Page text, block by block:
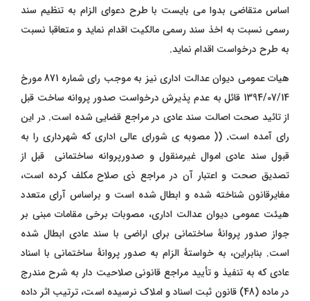
اساس متقاضی بدوا می بایست با طرح دعوای الزام به تنظیم سند
رسمی نسبت به اخذ سند رسمی مالکیت اقدام نماید و متعاقبا نسبت
به طرح درخواست اقدام نماید.
هیات عمومی دیوان عدالت اداری نیز به موجب رای شماره 871 مورخ
1394/07/14 قائل به عدم پذیرش درخواست صدور پروانه ساخت قبل
از تائید صحت اصالت سند عادی در مراجع قضایی شده است. در این
رای آمده است.(( مصوبه ی شورای عالی اداری که شهرداری را به
قبول سند عادی اموال غیرمنقول و صدورپروانه ساختمانی قبل از
تصدیق صحت و اعتبار آن در مراجع ذی صلاح مکلف کرده است،
مغایرقانون شناخته شده و ابطال شده است و براساس آرای متعدد
هیئت عمومی دیوان عدالت اداری، مصوبات برخی مقامات مبنی بر
جواز صدور پروانۀ ساختمانی برای اراضی با سند عادی ابطال شده
است. بنابراین، به خواستۀ الزام به صدور پروانۀ ساختمانی با اسناد
عادی که به تنفیذ و تأیید مراجع قانونی صلاحیت دار به شرح مندرج
در ماده (48) قانون ثبت اسناد و املاک نرسیده است، ترتیب اثر داده